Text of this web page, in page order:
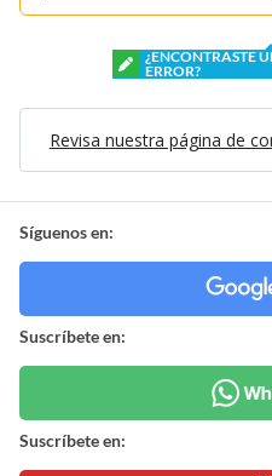
¿ENCONTRASTE
ERROR?
Revisa nuestra página de
Síguenos en:
Suscríbete en:
Suscríbete en: